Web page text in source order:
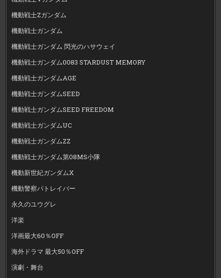
機動戦士Zガンダム
機動戦士ガンダム
機動戦士ガンダム 閃光のハサウェイ
機動戦士ガンダム0083 STARDUST MEMORY
機動戦士ガンダムAGE
機動戦士ガンダムSEED
機動戦士ガンダムSEED FREEDOM
機動戦士ガンダムUC
機動戦士ガンダムZZ
機動戦士ガンダム第08MS小隊
機動新世紀ガンダムX
機動警察パトレイバー
永久のユウグレ
洋楽
洋画最大60％OFF
海外ドラマ 最大50％OFF
演劇・舞台